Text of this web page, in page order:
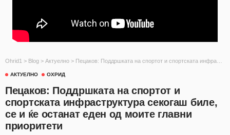
Ohrid1 > Blog > Актуелно > Пецаков: Поддршката на спортот и спортската инфраструктура секогаш биле, се и ќе останат еден од моите главни приоритети
АКТУЕЛНО ОХРИД
Пецаков: Поддршката на спортот и
спортската инфраструктура секогаш биле,
се и ќе останат еден од моите главни
приоритети